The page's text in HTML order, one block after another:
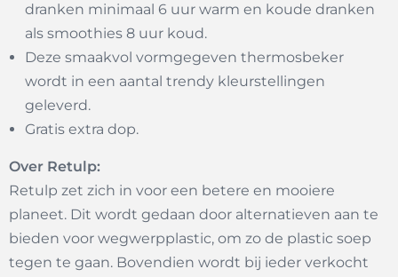
dranken minimaal 6 uur warm en koude dranken
als smoothies 8 uur koud.
Deze smaakvol vormgegeven thermosbeker
wordt in een aantal trendy kleurstellingen
geleverd.
Gratis extra dop.
Over Retulp:
Retulp zet zich in voor een betere en mooiere
planeet. Dit wordt gedaan door alternatieven aan te
bieden voor wegwerpplastic, om zo de plastic soep
tegen te gaan. Bovendien wordt bij ieder verkocht